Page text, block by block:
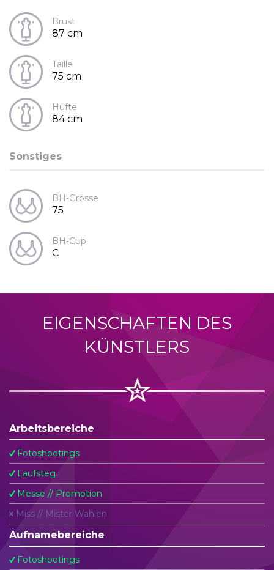
Brust
87 cm
Taille
75 cm
Hüfte
84 cm
Sonstiges
BH-Grösse
75
BH-Cup
C
EIGENSCHAFTEN DES
KÜNSTLERS
Arbeitsbereiche
Fotoshootings
Laufsteg
Messe // Promotion
Miss // Mister Wahlen
Aufnamebereiche
Fotoshootings